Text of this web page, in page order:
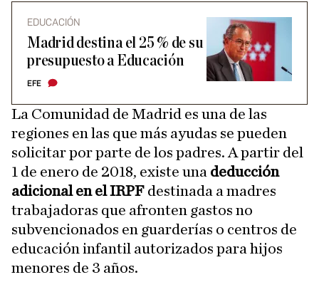
EDUCACIÓN
Madrid destina el 25 % de su
presupuesto a Educación
EFE
La Comunidad de Madrid es una de las
regiones en las que más ayudas se pueden
solicitar por parte de los padres. A partir del
1 de enero de 2018, existe una deducción
adicional en el IRPF destinada a madres
trabajadoras que afronten gastos no
subvencionados en guarderías o centros de
educación infantil autorizados para hijos
menores de 3 años.